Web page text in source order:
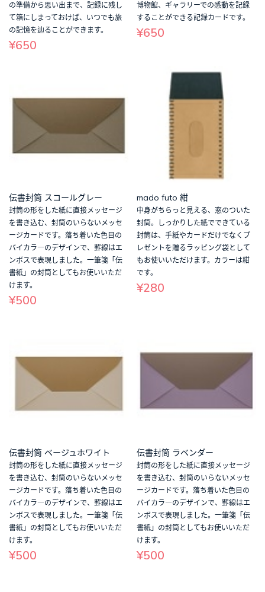
の準備から思い出まで、記録に残し
て箱にしまっておけば、いつでも旅
の記憶を辿ることができます。
¥650
博物館、ギャラリーでの感動を記録
することができる記録カードです。
¥650
伝書封筒 スコールグレー
封筒の形をした紙に直接メッセージ
を書き込む、封筒のいらないメッセ
ージカードです。落ち着いた色目の
バイカラ―のデザインで、罫線はエ
ンボスで表現しました。一筆箋「伝
書紙」の封筒としてもお使いいただ
けます。
¥500
mado futo 紺
中身がちらっと見える、窓のついた
封筒。しっかりした紙でできている
封筒は、手紙やカードだけでなくプ
レゼントを贈るラッピング袋として
もお使いいただけます。カラーは紺
です。
¥280
伝書封筒 ベージュホワイト
封筒の形をした紙に直接メッセージ
を書き込む、封筒のいらないメッセ
ージカードです。落ち着いた色目の
バイカラ―のデザインで、罫線はエ
ンボスで表現しました。一筆箋「伝
書紙」の封筒としてもお使いいただ
けます。
¥500
伝書封筒 ラベンダー
封筒の形をした紙に直接メッセージ
を書き込む、封筒のいらないメッセ
ージカードです。落ち着いた色目の
バイカラ―のデザインで、罫線はエ
ンボスで表現しました。一筆箋「伝
書紙」の封筒としてもお使いいただ
けます。
¥500